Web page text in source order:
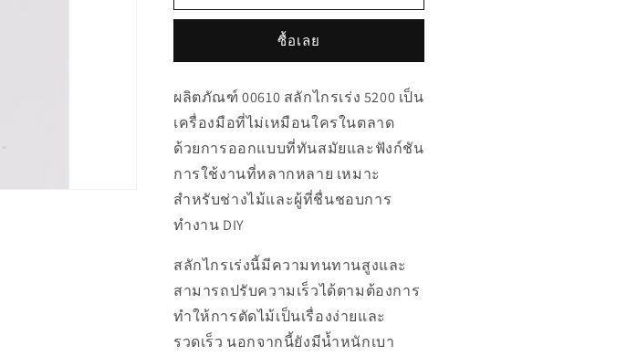
00610
ไกร
เร่ง
5200
00610
สลัก
ไกร
เร่ง
ซื้อเลย
ผลิตภัณฑ์ 00610 สลักไกรเร่ง 5200 เป็น
เครื่องมือที่ไม่เหมือนใครในตลาด
ด้วยการออกแบบที่ทันสมัยและฟังก์ชัน
การใช้งานที่หลากหลาย เหมาะ
สำหรับช่างไม้และผู้ที่ชื่นชอบการ
ทำงาน DIY
สลักไกรเร่งนี้มีความทนทานสูงและ
สามารถปรับความเร็วได้ตามต้องการ
ทำให้การตัดไม้เป็นเรื่องง่ายและ
รวดเร็ว นอกจากนี้ยังมีน้ำหนักเบา